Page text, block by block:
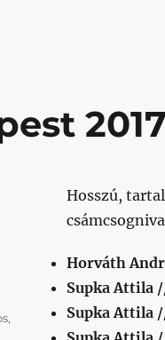
Hosszú,
Horváth
Supka Attila
Supka Attila
,